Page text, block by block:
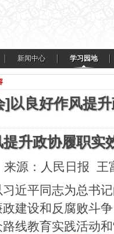
新闻中心 学习园地
]以良好作风提
提升政协履职实
来源：人民日报 王
平同志为总书记
建设和反腐败斗
线教育实践活动